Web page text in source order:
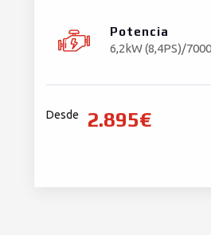
Potencia
6,2kW (8,4PS)/
Desde 2.895€